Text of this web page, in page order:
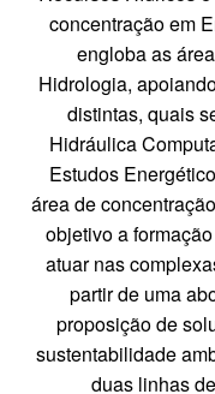
concentração em
engloba as
Hidrologia,
distintas, quais
Hidráulica
Estudos
área de
objetivo a
atuar nas
partir de uma
proposição de
sustentabilidade
duas linhas